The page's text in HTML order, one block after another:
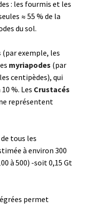
: les fourmis et les
≈ 55 % de la
du sol.
(par exemple, les
myriapodes (par
centipèdes), qui
%. Les Crustacés
représentent
tous les
à environ 300
à 500) -soit 0,15 Gt
permet